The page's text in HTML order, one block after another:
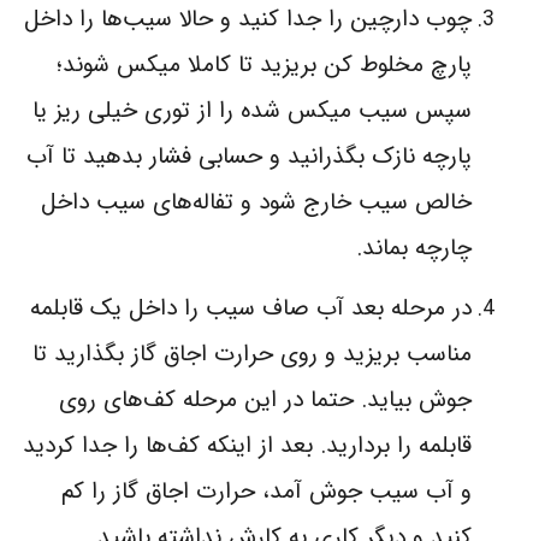
چوب دارچین را جدا کنید و حالا سیب‌ها را داخل
پارچ مخلوط کن بریزید تا کاملا میکس شوند؛
سپس سیب میکس شده را از توری خیلی ریز یا
پارچه نازک بگذرانید و حسابی فشار بدهید تا آب
خالص سیب خارج شود و تفاله‌های سیب داخل
چارچه بماند.
در مرحله بعد آب صاف سیب را داخل یک قابلمه
مناسب بریزید و روی حرارت اجاق گاز بگذارید تا
جوش بیاید. حتما در این مرحله کف‌های روی
قابلمه را بردارید. بعد از اینکه کف‌ها را جدا کردید
و آب سیب جوش آمد، حرارت اجاق گاز را کم